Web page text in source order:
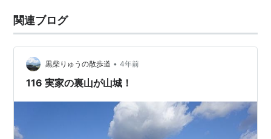
関連ブログ
黒柴りゅうの散歩道 • 4年前
116 実家の裏山が山城！